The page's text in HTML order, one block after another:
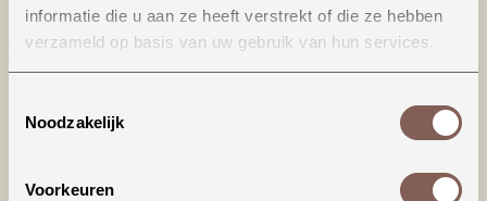
informatie die u aan ze heeft verstrekt of die ze hebben
verzameld op basis van uw gebruik van hun services.
Noodzakelijk
Voorkeuren
Dit mega toffe shirtje is &eacute;&eacute;n van
onze favoriete items uit onze collectie! Ook
verkrijgbaar in wit, blauw en groen.
LET OP: dit T-shirt valt iets ruimer (richting
loose fit), dat is ook de bedoeling van het model.
Bij twijfel tussen 2 maten, raden we de kleinste